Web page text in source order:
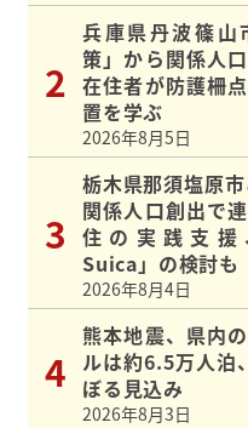
兵庫県丹波篠山
策」から関係人
在住者が防護柵
置を学ぶ
2026年8月5日
栃木県那須塩原市
関係人口創出で
住の実践支援
Suica」の検討も
2026年8月4日
熊本地震、県内
ルは約6.5万人泊
ぼる見込み
2026年8月3日